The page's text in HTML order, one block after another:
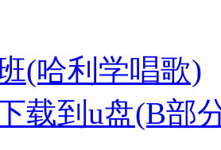
(哈利学唱歌)
载到u盘(B部